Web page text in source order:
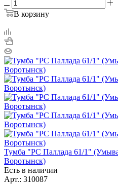
В корзину
Тумба "РС Паллада 61/1"
Воротынск)
Есть в наличии
Арт.: 310087